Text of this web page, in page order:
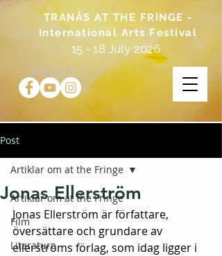
TRANÅS AT THE FRINGE -
International Arts Festival
15 - 18 July 2026
Post
Artiklar om at the Fringe
Film
Literature
Artiklar om at the Fringe
Jonas Ellerström
Jonas Ellerström är författare,
översättare och grundare av
ellerströms förlag, som idag ligger i